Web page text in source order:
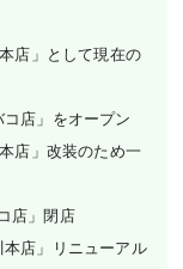
店」として現在の
店」改装のため一
「ベッカライ徳多朗 ヨツバコ店」閉店
店」リニューアル